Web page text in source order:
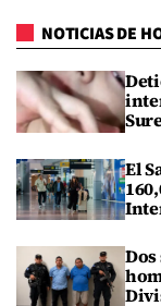
NOTICIAS DE
El